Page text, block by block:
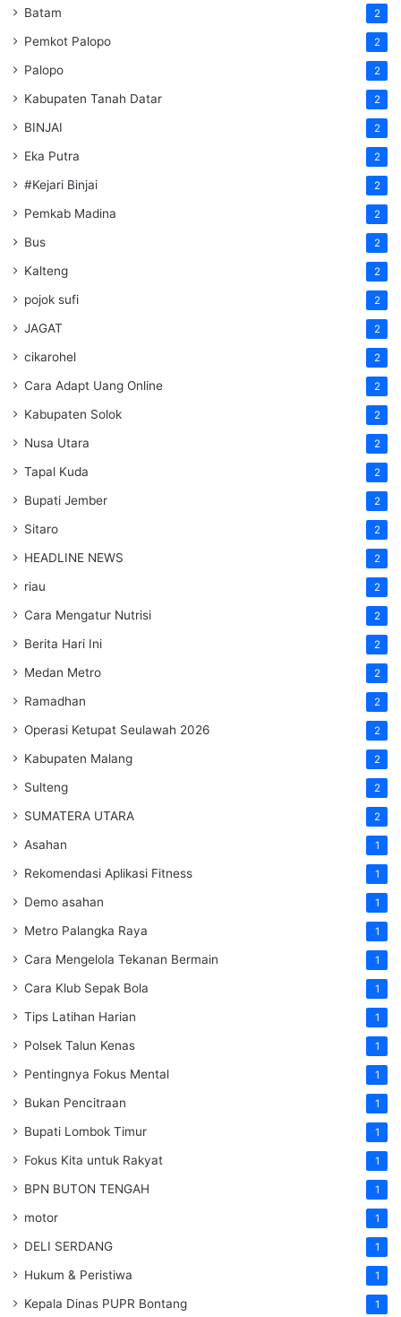
Batam 2
Pemkot Palopo 2
Palopo 2
Kabupaten Tanah Datar 2
BINJAI 2
Eka Putra 2
#Kejari Binjai 2
Pemkab Madina 2
Bus 2
Kalteng 2
pojok sufi 2
JAGAT 2
cikarohel 2
Cara Adapt Uang Online 2
Kabupaten Solok 2
Nusa Utara 2
Tapal Kuda 2
Bupati Jember 2
Sitaro 2
HEADLINE NEWS 2
riau 2
Cara Mengatur Nutrisi 2
Berita Hari Ini 2
Medan Metro 2
Ramadhan 2
Operasi Ketupat Seulawah 2026 2
Kabupaten Malang 2
Sulteng 2
SUMATERA UTARA 2
Asahan 1
Rekomendasi Aplikasi Fitness 1
Demo asahan 1
Metro Palangka Raya 1
Cara Mengelola Tekanan Bermain 1
Cara Klub Sepak Bola 1
Tips Latihan Harian 1
Polsek Talun Kenas 1
Pentingnya Fokus Mental 1
Bukan Pencitraan 1
Bupati Lombok Timur 1
Fokus Kita untuk Rakyat 1
BPN BUTON TENGAH 1
motor 1
DELI SERDANG 1
Hukum & Peristiwa 1
Kepala Dinas PUPR Bontang 1